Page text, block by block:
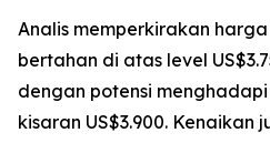
Analis memperkirakan
bertahan di atas level
dengan potensi
kisaran US$3.900.